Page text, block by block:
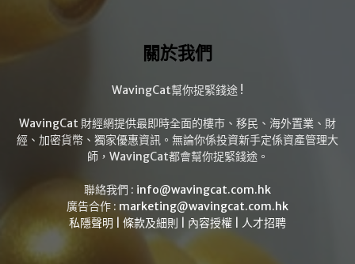
關於我們
WavingCat幫你捉緊錢途 !
WavingCat 財經網提供最即時全面的樓市、移民、海外置業、財
經、加密貨幣、獨家優惠資訊。無論你係投資新手定係資產管理大
師，WavingCat都會幫你捉緊錢途。
聯絡我們 : info@wavingcat.com.hk
廣告合作 : marketing@wavingcat.com.hk
私隱聲明
條款及細則 內容授權 人才招聘